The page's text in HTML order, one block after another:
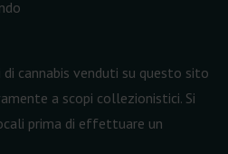
di cannabis venduti su questo sito
a scopi collezionistici. Si
prima di effettuare un